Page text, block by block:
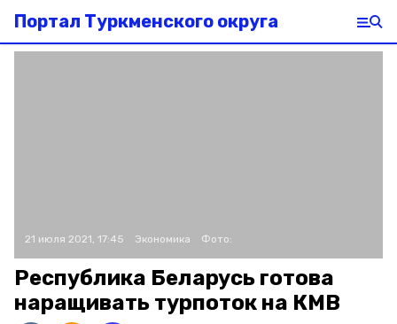
Портал Туркменского округа
21 июля 2021, 17:45 Экономика Фото:
Республика Беларусь готова
наращивать турпоток на КМВ